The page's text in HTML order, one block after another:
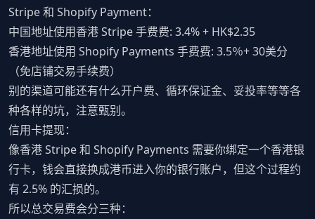
Stripe 和 Shopify Payment：
中国地址使用香港 Stripe 手费费: 3.4% + HK$2.35
香港地址使用 Shopify Payments 手费费: 3.5％+ 30美分
（免店铺交易手续费）
别的渠道可能还有什么开户费、循环保证金、妥投率等等各
种各样的坑，注意甄别。
信用卡提现：
像香港 Stripe 和 Shopify Payments 需要你绑定一个香港银
行卡，钱会直接换成港币进入你的银行账户，但这个过程约
有 2.5% 的汇损的。
所以总交易费会分三种：